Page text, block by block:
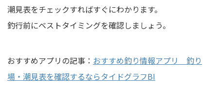
潮見表をチェックすればすぐにわかります。
釣行前にベストタイミングを確認しましょう。
おすすめアプリの記事： おすすめ釣り情報アプリ 釣り
場・潮見表を確認するならタイドグラフBI